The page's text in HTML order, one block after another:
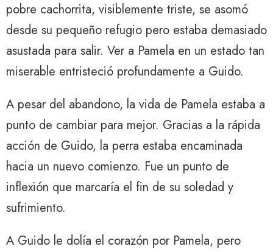
pobre cachorrita, visiblemente triste, se asomó
desde su pequeño refugio pero estaba demasiado
asustada para salir. Ver a Pamela en un estado tan
miserable entristeció profundamente a Guido.
A pesar del abandono, la vida de Pamela estaba a
punto de cambiar para mejor. Gracias a la rápida
acción de Guido, la perra estaba encaminada
hacia un nuevo comienzo. Fue un punto de
inflexión que marcaría el fin de su soledad y
sufrimiento.
A Guido le dolía el corazón por Pamela, pero